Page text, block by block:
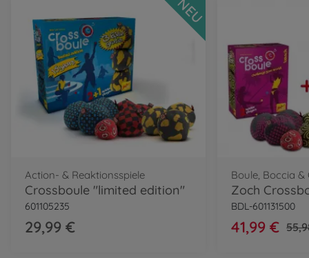
Action- & Reaktionsspiele
Crossboule "limited edition"
601105235
29,99 €
NEU
Boule, Boccia
Zoch
BDL-601131500
41,99 €